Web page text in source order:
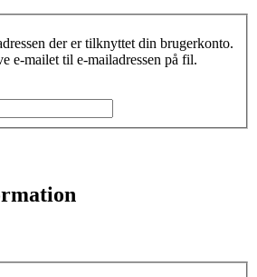
der er tilknyttet din brugerkonto.
e-mailet til e-mailadressen på fil.